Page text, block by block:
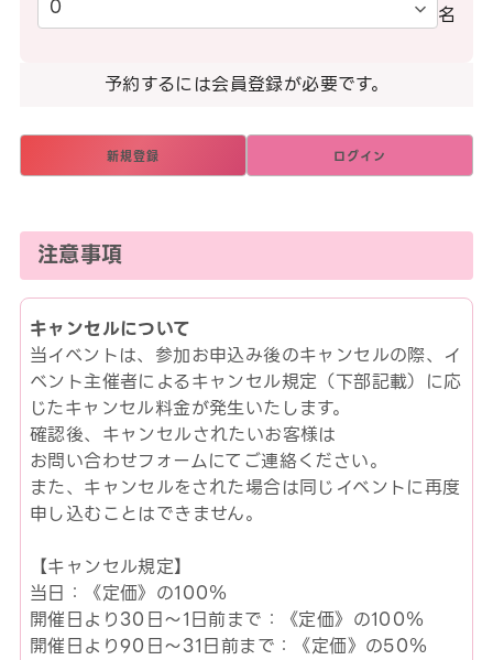
名
予約するには会員登録が必要です。
新規登録 ログイン
注意事項
キャンセルについて
当イベントは、参加お申込み後のキャンセルの際、イ
ベント主催者によるキャンセル規定（下部記載）に応
じたキャンセル料金が発生いたします。
確認後、キャンセルされたいお客様は
お問い合わせフォームにてご連絡ください。
また、キャンセルをされた場合は同じイベントに再度
申し込むことはできません。
【キャンセル規定】
当日：《定価》の100％
開催日より30日～1日前まで：《定価》の100％
開催日より90日～31日前まで：《定価》の50％